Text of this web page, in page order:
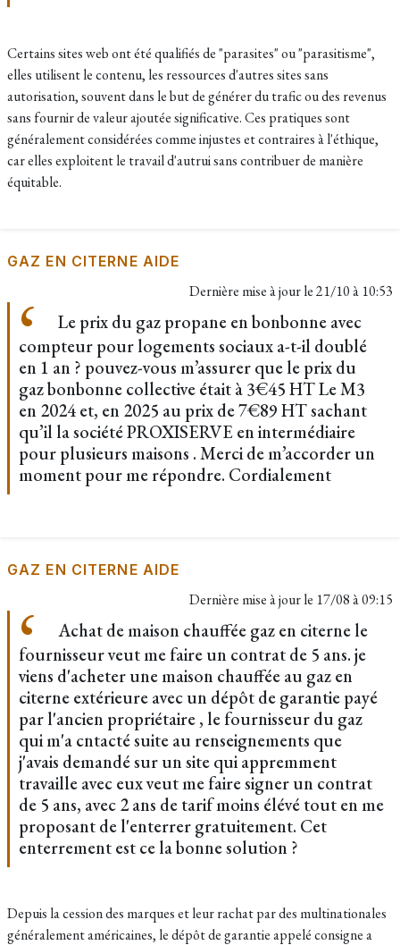
Certains sites web ont été qualifiés de "parasites" ou "parasitisme",
elles utilisent le contenu, les ressources d'autres sites sans
autorisation, souvent dans le but de générer du trafic ou des revenus
sans fournir de valeur ajoutée significative. Ces pratiques sont
généralement considérées comme injustes et contraires à l'éthique,
car elles exploitent le travail d'autrui sans contribuer de manière
équitable.
GAZ EN CITERNE AIDE
Dernière mise à jour le21/10 à 10:53
Le prix du gaz propane en bonbonne avec
compteur pour logements sociaux a-t-il doublé
en 1 an ? pouvez-vous m’assurer que le prix du
gaz bonbonne collective était à 3€45 HT Le M3
en 2024 et, en 2025 au prix de 7€89 HT sachant
qu’il la société PROXISERVE en intermédiaire
pour plusieurs maisons . Merci de m’accorder un
moment pour me répondre. Cordialement
GAZ EN CITERNE AIDE
Dernière mise à jour le 17/08 à 09:15
Achat de maison chauffée gaz en citerne le
fournisseur veut me faire un contrat de 5 ans. je
viens d'acheter une maison chauffée au gaz en
citerne extérieure avec un dépôt de garantie payé
par l'ancien propriétaire , le fournisseur du gaz
qui m'a cntacté suite au renseignements que
j'avais demandé sur un site qui appremment
travaille avec eux veut me faire signer un contrat
de 5 ans, avec 2 ans de tarif moins élévé tout en me
proposant de l'enterrer gratuitement. Cet
enterrement est ce la bonne solution ?
Depuis la cession des marques et leur rachat par des multinationales
généralement américaines, le dépôt de garantie appelé consigne a